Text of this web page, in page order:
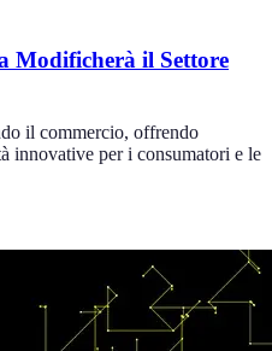
Modificherà il Settore
il commercio, offrendo
innovative per i consumatori e le